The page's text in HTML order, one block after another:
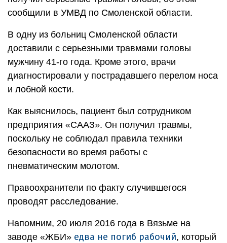
сообщили в УМВД по Смоленской области.
В одну из больниц Смоленской области
доставили с серьезными травмами головы
мужчину 41-го года. Кроме этого, врачи
диагностировали у пострадавшего перелом носа
и лобной кости.
Как выяснилось, пациент был сотрудником
предприятия «СААЗ». Он получил травмы,
поскольку не соблюдал правила техники
безопасности во время работы с
пневматическим молотом.
Правоохранители по факту случившегося
проводят расследование.
Напомним, 20 июля 2016 года в Вязьме на
заводе «ЖБИ» едва не погиб рабочий, который